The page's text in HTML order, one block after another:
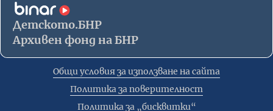
Детското.БНР
Архивен фонд на БНР
Общи условия за използване на сайта
Политика за поверителност
Политика за „бисквитки“